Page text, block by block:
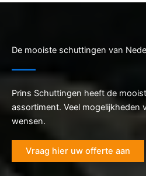
De mooiste schuttingen van
Prins Schuttingen heeft de
assortiment. Veel mogelijkheden
wensen.
Vraag hier uw offerte aan